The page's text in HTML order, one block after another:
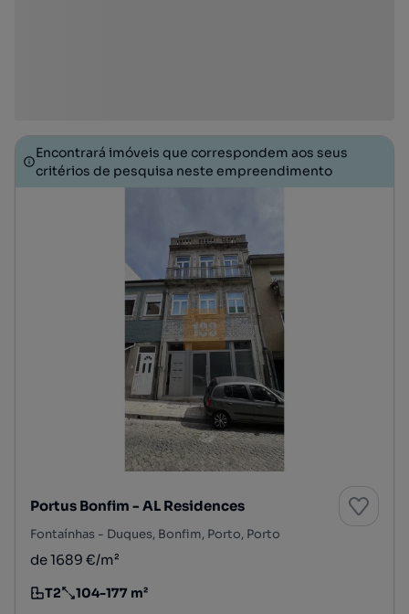
Encontrará imóveis que correspondem aos seus
critérios de pesquisa neste empreendimento
Portus Bonfim - AL Residences
Fontaínhas - Duques, Bonfim, Porto, Porto
de 1689 €/m²
Tipologia
T2
Preço por metro quadrado
104-177 m²